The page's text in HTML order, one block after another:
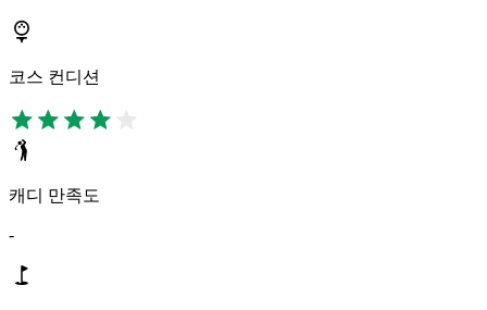
코스 컨디션
캐디 만족도
-